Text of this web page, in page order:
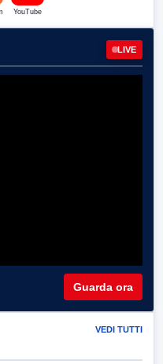
YouTube
LIVE
Guarda ora
VEDI TUTTI